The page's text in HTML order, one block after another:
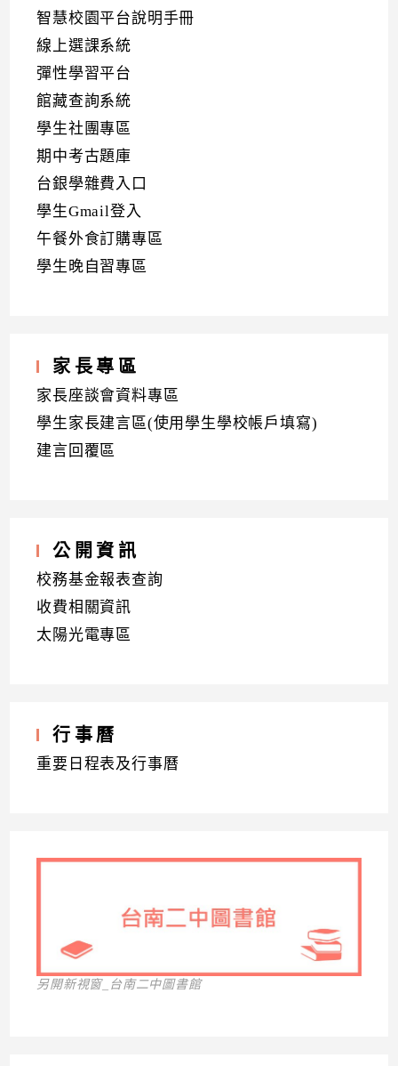
智慧校園平台說明手冊
線上選課系統
彈性學習平台
館藏查詢系統
學生社團專區
期中考古題庫
台銀學雜費入口
學生Gmail登入
午餐外食訂購專區
學生晚自習專區
家長專區
家長座談會資料專區
學生家長建言區(使用學生學校帳戶填寫)
建言回覆區
公開資訊
校務基金報表查詢
收費相關資訊
太陽光電專區
行事曆
重要日程表及行事曆
另開新視窗_台南二中圖書館